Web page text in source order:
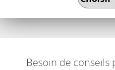
Besoin de